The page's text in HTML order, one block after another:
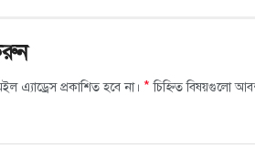
এ্যাড্রেস প্রকাশিত হবে না। * চিহ্নিত বিষয়গুলো